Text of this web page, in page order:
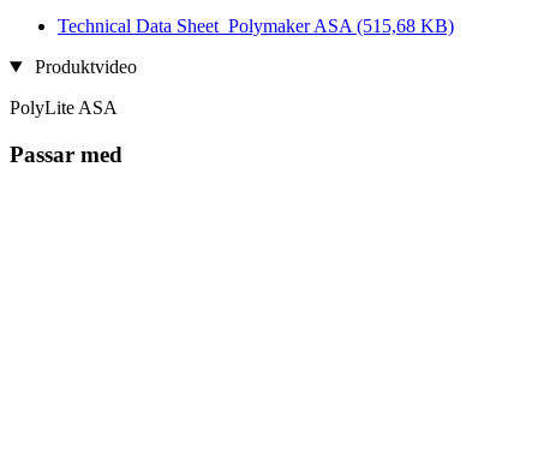
Technical Data Sheet_Polymaker ASA (515,68 KB)
Produktvideo
PolyLite ASA
Passar med